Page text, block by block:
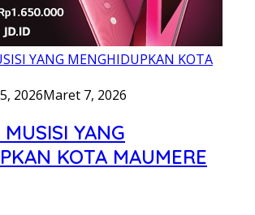
2026Maret 7, 2026
YANG
KOTA MAUMERE